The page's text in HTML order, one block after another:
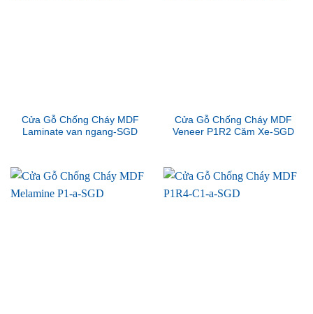
Cửa Gỗ Chống Cháy MDF
Laminate van ngang-SGD
Cửa Gỗ Chống Cháy MDF
Veneer P1R2 Căm Xe-SGD